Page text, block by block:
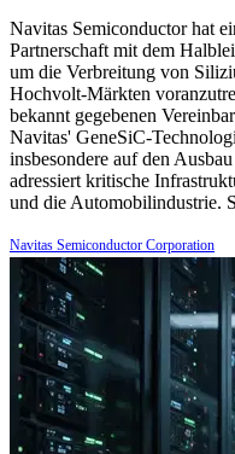
Navitas Semiconductor hat
Partnerschaft mit dem
um die Verbreitung von
Hochvolt-Märkten
bekannt gegebenen
Navitas' GeneSiC-
insbesondere auf den
adressiert kritische
und die Automobilindustrie.
Navitas Semiconductor Corporation